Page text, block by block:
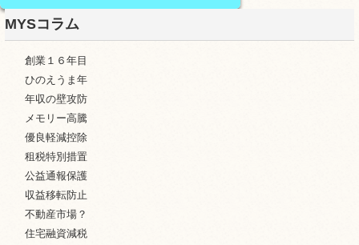
MYSコラム
創業１６年目
ひのえうま年
年収の壁攻防
メモリー高騰
優良軽減控除
租税特別措置
公益通報保護
収益移転防止
不動産市場？
住宅融資減税